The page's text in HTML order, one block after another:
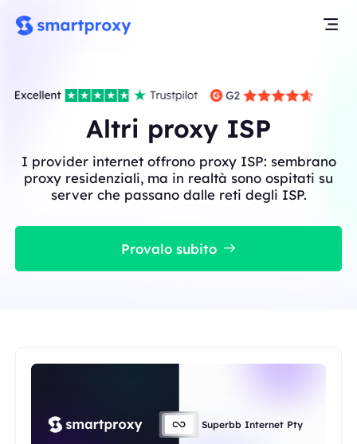
Altri proxy ISP
I provider internet offrono proxy ISP: sembrano
proxy residenziali, ma in realtà sono ospitati su
server che passano dalle reti degli ISP.
Provalo subito
Superbb Internet Pty